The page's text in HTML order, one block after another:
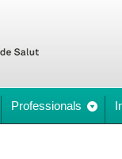
Professionals